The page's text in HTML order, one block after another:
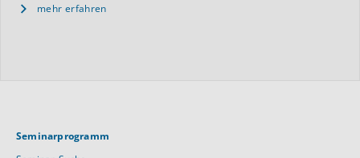
mehr erfahren
Seminarprogramm